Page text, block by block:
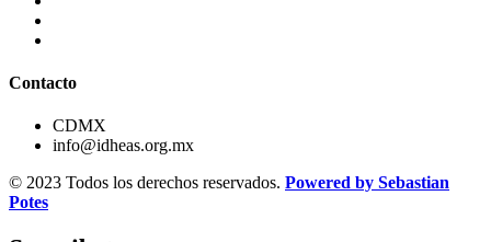
Contacto
CDMX
info@idheas.org.mx
© 2023 Todos los derechos reservados. Powered by Sebastian
Potes